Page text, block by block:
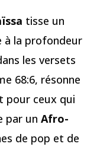
tisse un
à la profondeur
les versets
68:6, résonne
pour ceux qui
par un Afro-
de pop et de